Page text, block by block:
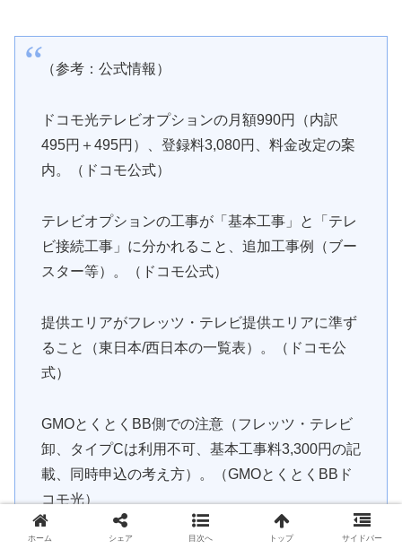
（参考：公式情報）
ドコモ光テレビオプションの月額990円（内訳
495円＋495円）、登録料3,080円、料金改定の案
内。（ドコモ公式）
テレビオプションの工事が「基本工事」と「テレ
ビ接続工事」に分かれること、追加工事例（ブー
スター等）。（ドコモ公式）
提供エリアがフレッツ・テレビ提供エリアに準ず
ること（東日本/西日本の一覧表）。（ドコモ公
式）
GMOとくとくBB側での注意（フレッツ・テレビ
卸、タイプCは利用不可、基本工事料3,300円の記
載、同時申込の考え方）。（GMOとくとくBBド
コモ光）
ホーム シェア 目次へ トップ サイドバー